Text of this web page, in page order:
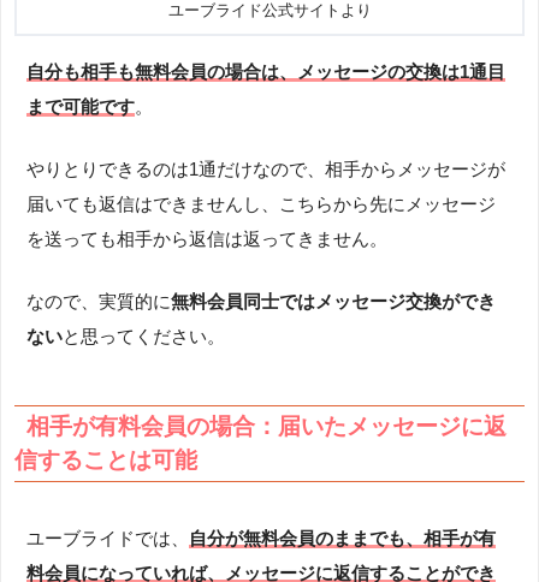
ユーブライド公式サイトより
自分も相手も無料会員の場合は、メッセージの交換は1通目
まで可能です。
やりとりできるのは1通だけなので、相手からメッセージが
届いても返信はできませんし、こちらから先にメッセージ
を送っても相手から返信は返ってきません。
なので、実質的に無料会員同士ではメッセージ交換ができ
ないと思ってください。
相手が有料会員の場合：届いたメッセージに返
信することは可能
ユーブライドでは、
自分が無料会員のままでも、相手が有
料会員になっていれば、メッセージに返信することができ